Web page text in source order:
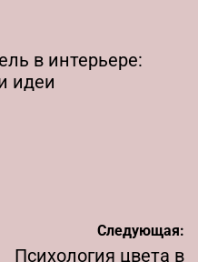
в интерьере:
идеи
Следующая:
Психология цвета в